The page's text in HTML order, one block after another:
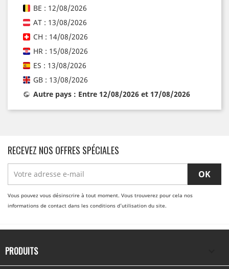
BE : 12/08/2026
AT : 13/08/2026
CH : 14/08/2026
HR : 15/08/2026
ES : 13/08/2026
GB : 13/08/2026
Autre pays : Entre 12/08/2026 et 17/08/2026
RECEVEZ NOS OFFRES SPÉCIALES
Vous pouvez vous désinscrire à tout moment. Vous trouverez pour cela nos
informations de contact dans les conditions d'utilisation du site.
PRODUITS